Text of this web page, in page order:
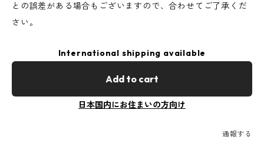
との誤差がある場合もございますので、合わせてご了承くだ
さい。
International shipping available
Add to cart
日本国内にお住まいの方向け
通報する